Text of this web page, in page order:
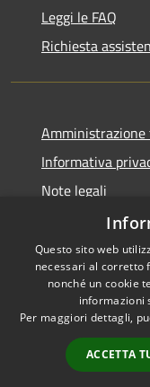
Leggi le FAQ
Richiesta
Informativa
Note legali
Dichiarazione di
RSS
Accessibilità
Questo sito web
necessari al corretto
nonché un cookie
informazioni
Per maggiori dettagli,
ACCETTA